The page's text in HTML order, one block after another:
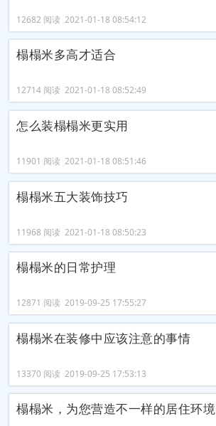
12682 阅读 2021-01-18 08:54:12
榻榻米多高才适合
12714 阅读 2021-01-18 08:52:49
怎么装榻榻米更实用
11901 阅读 2021-01-18 08:51:46
榻榻米五大装饰技巧
11968 阅读 2021-01-18 08:50:23
榻榻米的日常护理
12871 阅读 2019-09-25 17:55:27
榻榻米在装修中应该注意的事情
13370 阅读 2019-09-25 17:53:13
榻榻米，为您营造不一样的居住环境